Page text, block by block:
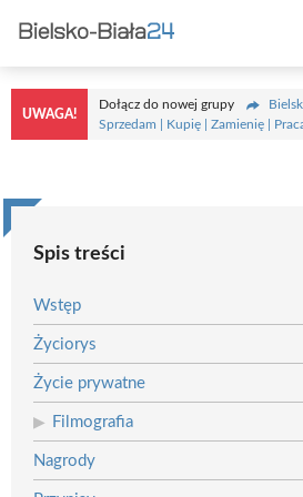
treści
UWAGA!
Dołącz do nowej grupy
Sprzedam | Kupię | Zamienię |
Spis treści
Wstęp
Życiorys
Życie prywatne
Filmografia
Nagrody